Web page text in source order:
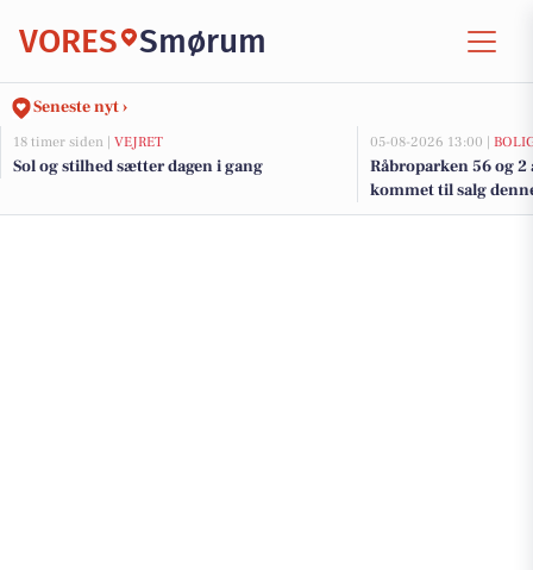
VORES Smørum
Seneste nyt ›
18 timer siden | VEJRET
Sol og stilhed sætter dagen i gang
05-08-2026 13:00 |
Råbroparken 56 og
kommet til salg
boligerne her.